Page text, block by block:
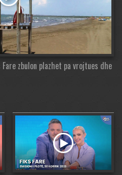
zbulon plazhet pa vrojtues dhe